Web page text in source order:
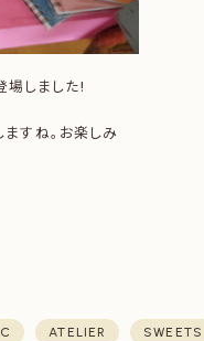
しました!
すね。お楽しみ
ATELIER SWEETS